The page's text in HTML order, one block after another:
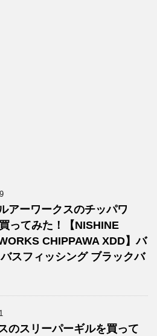
アーワークスのチッパワ
ってみた！【NISHINE
CHIPPAWA XDD】バ
スフィッシング ブラックバ
のスリーパーギルを買って